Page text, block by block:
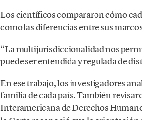
Los científicos compararon cómo
como las diferencias entre sus
“La multijurisdiccionalidad nos
puede ser entendida y regulada de
En ese trabajo, los investigadores
familia de cada país. También
Interamericana de Derechos